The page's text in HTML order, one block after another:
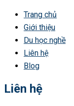
Trang chủ
Giới thiệu
Du học nghề
Liên hệ
Blog
Liên hệ